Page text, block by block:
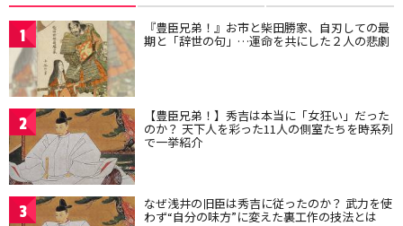
1 『豊臣兄弟！』お市と柴田勝家、自刃しての最
期と「辞世の句」…運命を共にした２人の悲劇
2 【豊臣兄弟！】秀吉は本当に「女狂い」だった
のか？ 天下人を彩った11人の側室たちを時系列
で一挙紹介
3 なぜ浅井の旧臣は秀吉に従ったのか？ 武力を使
わず“自分の味方”に変えた裏工作の技法とは